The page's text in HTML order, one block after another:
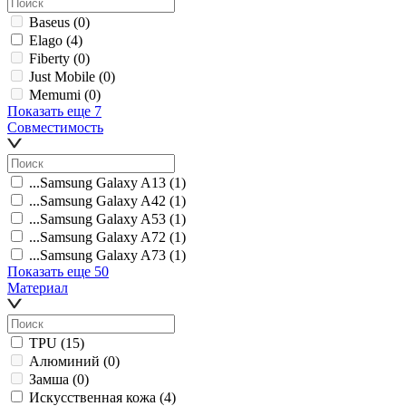
Baseus (0)
Elago (4)
Fiberty (0)
Just Mobile (0)
Memumi (0)
Показать еще 7
Совместимость
...Samsung Galaxy A13 (1)
...Samsung Galaxy A42 (1)
...Samsung Galaxy A53 (1)
...Samsung Galaxy A72 (1)
...Samsung Galaxy A73 (1)
Показать еще 50
Материал
TPU (15)
Алюминий (0)
Замша (0)
Искусственная кожа (4)